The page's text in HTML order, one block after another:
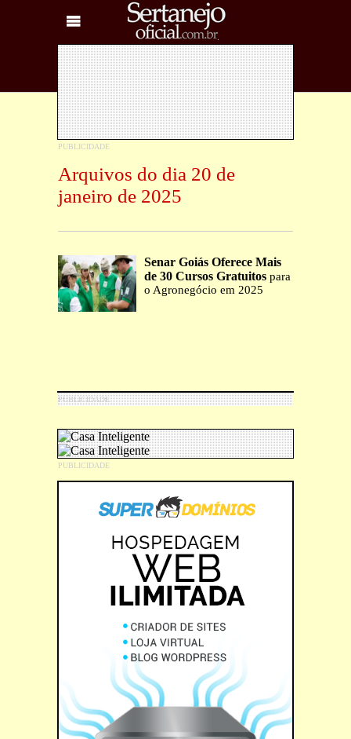
Arquivos do dia 20 de
janeiro de 2025
Senar Goiás Oferece Mais
de 30 Cursos Gratuitos para
o Agronegócio em 2025